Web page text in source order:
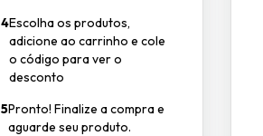
4Escolha os produtos,
adicione ao carrinho e cole
o código para ver o
desconto
5Pronto! Finalize a compra e
aguarde seu produto.